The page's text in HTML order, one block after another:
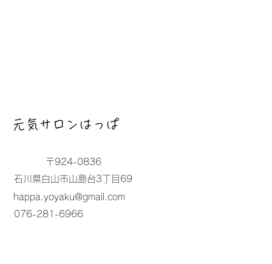
元気サロンはっぱ
〒924-0836
石川県白山市山島台3丁目69
happa.yoyaku@gmail.com
076-281-6966